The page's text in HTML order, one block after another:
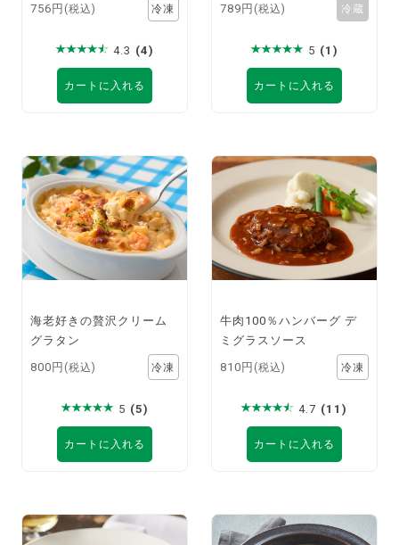
756円 (税込)
4.3 (4)
カートに入れる
789円 (税込)
5 (1)
カートに入れる
海老好きの贅沢クリーム
グラタン
800円 (税込)
5 (5)
カートに入れる
牛肉100％ハンバーグ デ
ミグラスソース
810円 (税込)
4.7 (11)
カートに入れる